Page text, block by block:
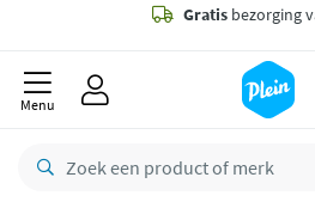
Gratis bezorging
Bestelling uiterlijk
Menu